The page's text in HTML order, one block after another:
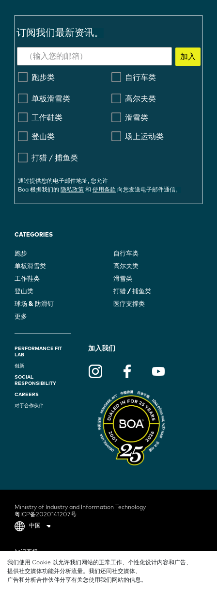
订阅我们最新资讯。
加入
跑步类 自行车类
单板滑雪类 高尔夫类
工作鞋类 滑雪类
登山类 场上运动类
打猎 / 捕鱼类
通过提供您的电子邮件地址, 您允许
Boa 根据我们的 隐私政策 和 使用条款 向您发送电子邮件通信。
CATEGORIES
跑步
自行车类
单板滑雪类
高尔夫类
工作鞋类
滑雪类
登山类
打猎 / 捕鱼类
球场 & 防滑钉
医疗支撑类
更多
F
O
O
T
G
A
I
O
PERFORMANCE FIT
LAB
创新
SOCIAL
RESPONSIBILITY
CAREERS
对于合作伙伴
加入我们
F
O
O
知识产权
隐私政策
中国
Ministry of Industry and Information Technology
粤ICP备2020141207号
我们使用 Cookie 以允许我们网站的正常工作、个性化设计内容和广告、
提供社交媒体功能并分析流量。我们还同社交媒体、
广告和分析合作伙伴分享有关您使用我们网站的信息。